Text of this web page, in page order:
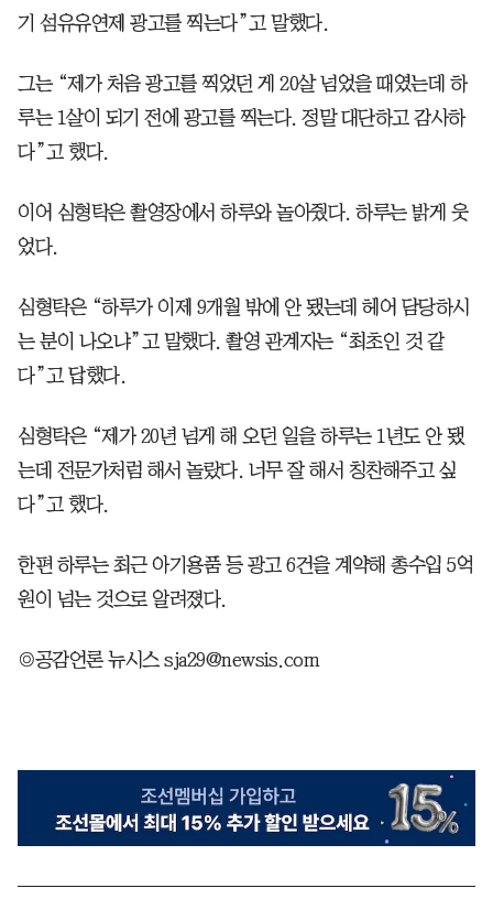
기 섬유유연제 광고를 찍는다”고 말했다.
그는 “제가 처음 광고를 찍었던 게 20살 넘었을 때였는데 하
루는 1살이 되기 전에 광고를 찍는다. 정말 대단하고 감사하
다”고 했다.
이어 심형탁은 촬영장에서 하루와 놀아줬다. 하루는 밝게 웃
었다.
심형탁은 “하루가 이제 9개월 밖에 안 됐는데 헤어 담당하시
는 분이 나오냐”고 말했다. 촬영 관계자는 “최초인 것 같
다”고 답했다.
심형탁은 “제가 20년 넘게 해 오던 일을 하루는 1년도 안 됐
는데 전문가처럼 해서 놀랐다. 너무 잘 해서 칭찬해주고 싶
다”고 했다.
한편 하루는 최근 아기용품 등 광고 6건을 계약해 총수입 5억
원이 넘는 것으로 알려졌다.
◎공감언론 뉴시스 sja29@newsis.com